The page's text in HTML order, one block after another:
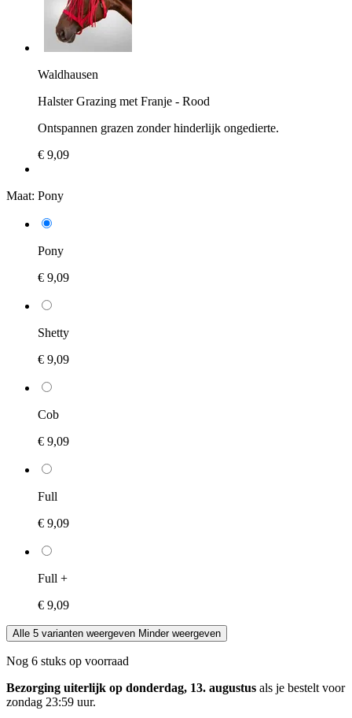
Waldhausen
Halster Grazing met Franje - Rood
Ontspannen grazen zonder hinderlijk ongedierte.
€ 9,09
Maat: Pony
Pony
€ 9,09
Shetty
€ 9,09
Cob
€ 9,09
Full
€ 9,09
Full +
€ 9,09
Alle 5 varianten weergeven Minder weergeven
Nog 6 stuks op voorraad
Bezorging uiterlijk op donderdag, 13. augustus als je bestelt voor
zondag 23:59 uur.